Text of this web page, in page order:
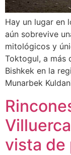
Hay un lugar en
aún sobrevive
mitológicos y
Toktogul, a más
Bishkek en la
Munarbek
vista de